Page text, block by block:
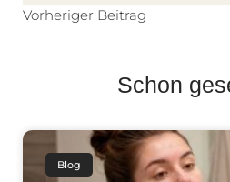
Vorheriger Beitrag
Schon
Blog